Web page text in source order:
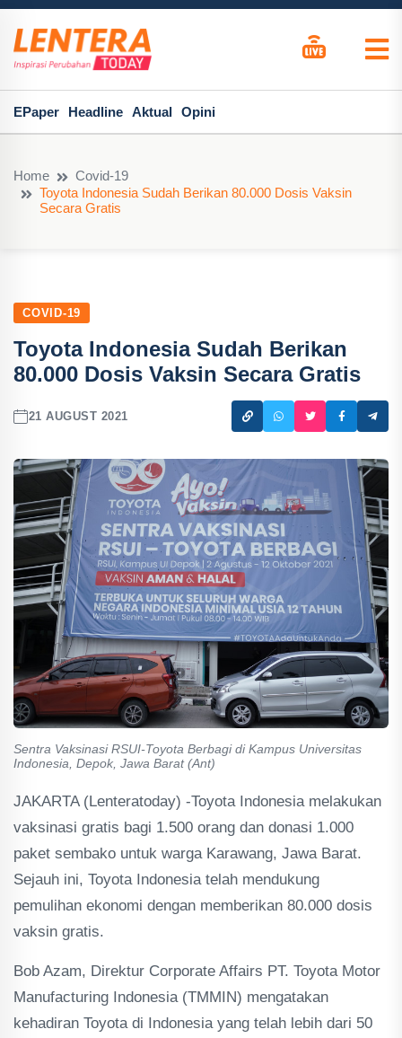
EPaper Headline Aktual Opini
Home
Covid-19
Toyota Indonesia Sudah Berikan 80.000 Dosis Vaksin
Secara Gratis
COVID-19
Toyota Indonesia Sudah Berikan
80.000 Dosis Vaksin Secara Gratis
21 AUGUST 2021
Sentra Vaksinasi RSUI-Toyota Berbagi di Kampus Universitas
Indonesia, Depok, Jawa Barat (Ant)
JAKARTA (Lenteratoday) -Toyota Indonesia melakukan
vaksinasi gratis bagi 1.500 orang dan donasi 1.000
paket sembako untuk warga Karawang, Jawa Barat.
Sejauh ini, Toyota Indonesia telah mendukung
pemulihan ekonomi dengan memberikan 80.000 dosis
vaksin gratis.
Bob Azam, Direktur Corporate Affairs PT. Toyota Motor
Manufacturing Indonesia (TMMIN) mengatakan
kehadiran Toyota di Indonesia yang telah lebih dari 50